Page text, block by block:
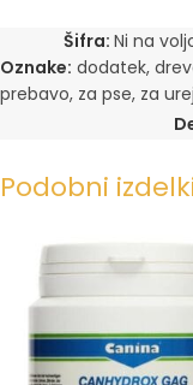
Šifra: Ni na
Oznake: dodatek,
prebavo, za pse, za
Podobni